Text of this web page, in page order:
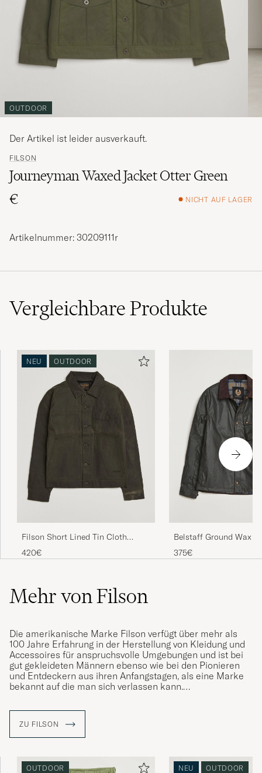
OUTDOOR
FILSON
Journeyman Waxed Jacket Otter Green
€
NICHT AUF LAGER
Der Artikel ist leider ausverkauft.
Artikelnummer: 30209111r
VergleichbareProdukte
NEU OUTDOOR
Filson Short Lined Tin Cloth
Cruiser Beluga
420€
Belstaff Ground Wax
Olive
375€
Mehr von Filson
Die amerikanische Marke Filson verfügt über mehr als
100 Jahre Erfahrung in der Herstellung von Kleidung und
Accessoires für anspruchsvolle Umgebungen und ist bei
gut gekleideten Männern ebenso wie bei den Pionieren
und Entdeckern aus ihren Anfangstagen, als eine Marke
bekannt auf die man sich verlassen kann.
Die meisten Taschen werden in Seattle, Washington, in
C. Filson das Unternehmen im Jahr 1897 inmitten des
großen Goldrausches eröffnet hat.
ZU FILSON
OUTDOOR NEU OUTDOOR